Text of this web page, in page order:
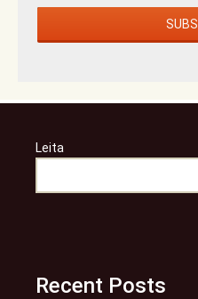
Leita
Recent Posts